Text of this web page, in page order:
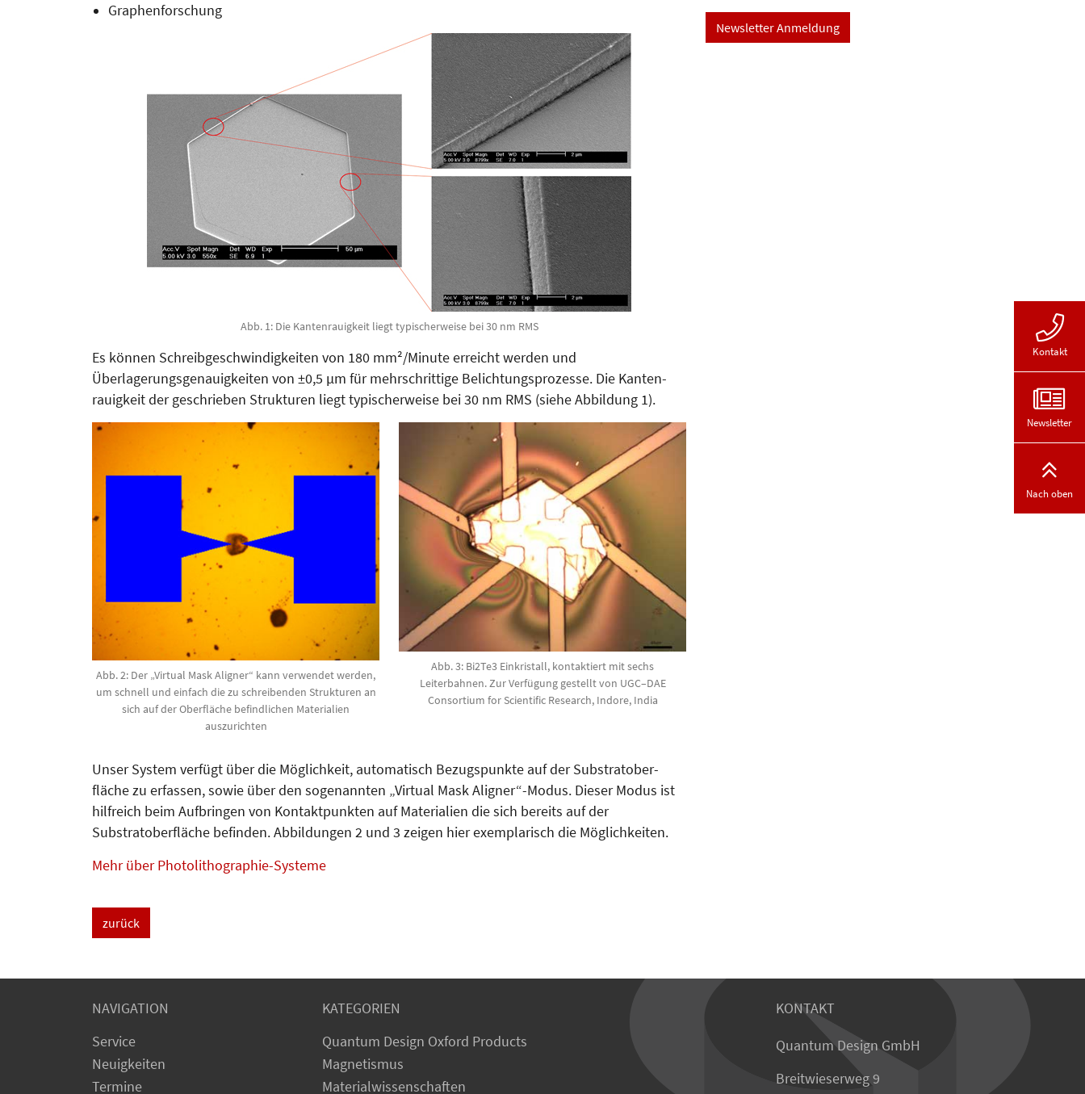
Graphenforschung
Abb. 1: Die Kantenrauigkeit liegt typischerweise bei 30 nm RMS
Es können Schreibgeschwindigkeiten von 180 mm²/Minute erreicht werden und
Überlagerungsgenauigkeiten von ±0,5 µm für mehrschrittige Belichtungsprozesse. Die Kanten­
rauigkeit der geschrieben Strukturen liegt typischerweise bei 30 nm RMS (siehe Abbildung 1).
Abb. 2: Der „Virtual Mask Aligner“ kann ver­wen­det werden,
um schnell und einfach die zu schreibenden Strukturen an
sich auf der Ober­fläche befindlichen Materialien
auszurichten
Abb. 3: Bi2Te3 Einkristall, kontaktiert mit sechs
Leiterbahnen. Zur Verfügung gestellt von UGC–DAE
Consortium for Scientific Research, Indore, India
Unser System verfügt über die Möglichkeit, automatisch Bezugspunkte auf der Substratober­
fläche zu erfassen, sowie über den sogenannten „Virtual Mask Aligner“-Modus. Dieser Modus ist
hilfreich beim Aufbringen von Kon­takt­punkten auf Mate­rialien die sich bereits auf der
Substratoberfläche befinden. Abbil­dungen 2 und 3 zeigen hier exemplarisch die Mög­lichkeiten.
Mehr über Photolithographie-Systeme
zurück
Newsletter Anmeldung
NAVIGATION
Service
Neuigkeiten
Termine
KATEGORIEN
Quantum Design Oxford Products
Magnetismus
Materialwissenschaften
KONTAKT
Quantum Design GmbH
Breitwieserweg 9
Kontakt
Newsletter
Nach oben